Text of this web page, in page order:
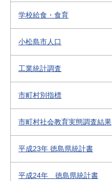
学校給食・食育
小松島市人口
工業統計調査
市町村別指標
市町村社会教育実態調査結果
平成23年 徳島県統計書
平成24年 徳島県統計書